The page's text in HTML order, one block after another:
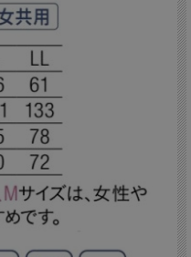
トのダンガリーシャツ。